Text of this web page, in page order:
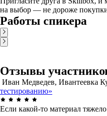
на выбор — не дороже
Работы спикера
Отзывы
Иван Медведев, Ивантеевка
тестированию»
Если какой-то материал